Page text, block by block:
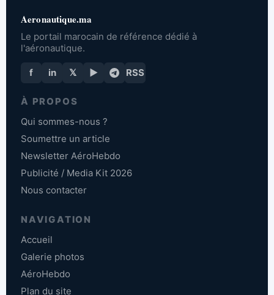
Aeronautique.ma
Le portail marocain de référence dédié à
l'aéronautique.
f in 𝕏 ▶ RSS
À PROPOS
Qui sommes-nous ?
Soumettre un article
Newsletter AéroHebdo
Publicité / Media Kit 2026
Nous contacter
NAVIGATION
Accueil
Galerie photos
AéroHebdo
Plan du site